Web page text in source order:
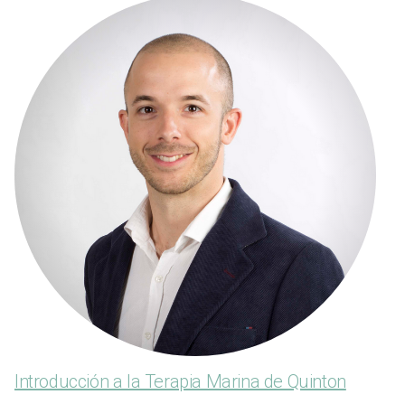
Introducción a la Terapia Marina de Quinton